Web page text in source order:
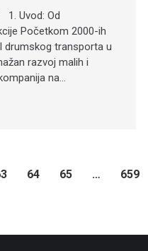
1. Uvod: Od
Početkom 2000-ih
drumskog transporta u
razvoj malih i
na…
64 65 … 659